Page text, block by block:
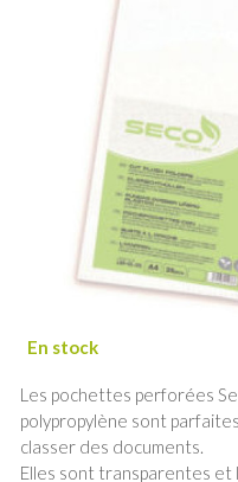
Les pochettes perforées
polypropylène sont
classer des documents.
Elles sont transparentes et